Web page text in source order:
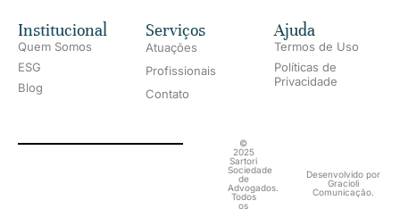
Institucional
Quem Somos
ESG
Blog
Serviços
Atuações
Profissionais
Contato
Ajuda
Termos de Uso
Políticas de
Privacidade
©
2025
Sartori
Sociedade
de
Advogados.
Todos
os
Desenvolvido por
Gracioli
Comunicação.